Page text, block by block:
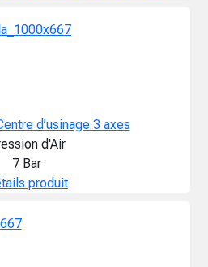
d’usinage 3 axes
d'Air
7 Bar
produit